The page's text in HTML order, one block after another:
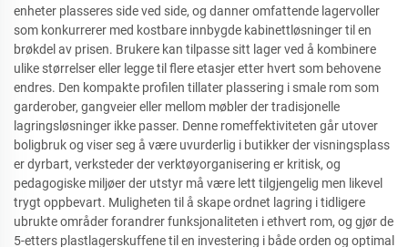
enheter plasseres side ved side, og danner omfattende lagervoller
som konkurrerer med kostbare innbygde kabinettløsninger til en
brøkdel av prisen. Brukere kan tilpasse sitt lager ved å kombinere
ulike størrelser eller legge til flere etasjer etter hvert som behovene
endres. Den kompakte profilen tillater plassering i smale rom som
garderober, gangveier eller mellom møbler der tradisjonelle
lagringsløsninger ikke passer. Denne romeffektiviteten går utover
boligbruk og viser seg å være uvurderlig i butikker der visningsplass
er dyrbart, verksteder der verktøyorganisering er kritisk, og
pedagogiske miljøer der utstyr må være lett tilgjengelig men likevel
trygt oppbevart. Muligheten til å skape ordnet lagring i tidligere
ubrukte områder forandrer funksjonaliteten i ethvert rom, og gjør de
5-etters plastlagerskuffene til en investering i både orden og optimal